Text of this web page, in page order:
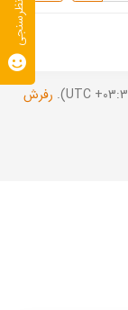
رفرش
نظرسنجی